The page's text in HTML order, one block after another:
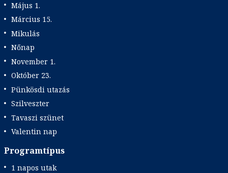
Május 1.
Március 15.
Mikulás
Nőnap
November 1.
Október 23.
Pünkösdi utazás
Szilveszter
Tavaszi szünet
Valentin nap
Programtípus
1 napos utak